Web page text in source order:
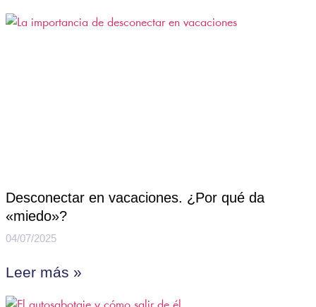
Desconectar en vacaciones. ¿Por qué da
«miedo»?
04/07/2025
Leer más »